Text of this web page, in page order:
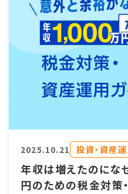
2025.10.21 投資・資産
年収は増えたのに
円のための税金対策